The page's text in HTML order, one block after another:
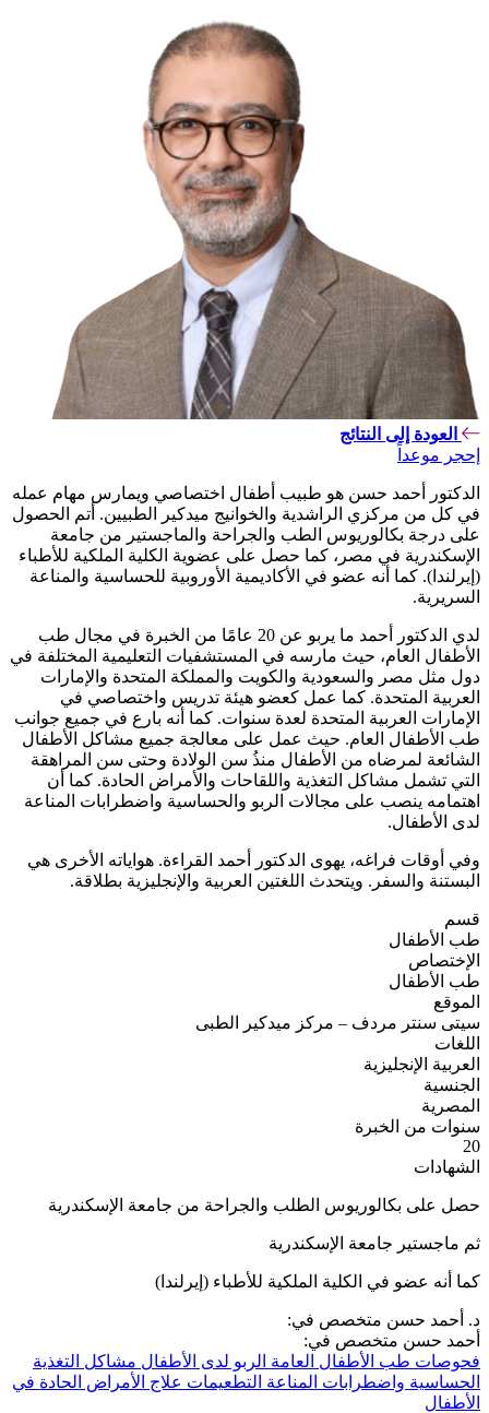
العودة إلى النتائج
إحجر موعداً
الدكتور أحمد حسن هو طبيب أطفال اختصاصي ويمارس مهام عمله
في كل من مركزي الراشدية والخوانيج ميدكير الطبيين. أتم الحصول
على درجة بكالوريوس الطب والجراحة والماجستير من جامعة
الإسكندرية في مصر، كما حصل على عضوية الكلية الملكية للأطباء
(إيرلندا). كما أنه عضو في الأكاديمية الأوروبية للحساسية والمناعة
السريرية.
لدي الدكتور أحمد ما يربو عن 20 عامًا من الخبرة في مجال طب
الأطفال العام، حيث مارسه في المستشفيات التعليمية المختلفة في
دول مثل مصر والسعودية والكويت والمملكة المتحدة والإمارات
العربية المتحدة. كما عمل كعضو هيئة تدريس واختصاصي في
الإمارات العربية المتحدة لعدة سنوات. كما أنه بارع في جميع جوانب
طب الأطفال العام. حيث عمل على معالجة جميع مشاكل الأطفال
الشائعة لمرضاه من الأطفال منذُ سن الولادة وحتى سن المراهقة
التي تشمل مشاكل التغذية واللقاحات والأمراض الحادة. كما أن
اهتمامه ينصب على مجالات الربو والحساسية واضطرابات المناعة
لدى الأطفال.
وفي أوقات فراغه، يهوى الدكتور أحمد القراءة. هواياته الأخرى هي
البستنة والسفر. ويتحدث اللغتين العربية والإنجليزية بطلاقة.
قسم
طب الأطفال
الإختصاص
طب الأطفال
الموقع
سيتى سنتر مردف – مركز ميدكير الطبى
اللغات
العربية الإنجليزية
الجنسية
المصرية
سنوات من الخبرة
20
الشهادات
حصل على بكالوريوس الطلب والجراحة من جامعة الإسكندرية
ثم ماجستير جامعة الإسكندرية
كما أنه عضو في الكلية الملكية للأطباء (إيرلندا)
د. أحمد حسن متخصص في:
أحمد حسن متخصص في:
فحوصات طب الأطفال العامة الربو لدى الأطفال مشاكل التغذية
الحساسية واضطرابات المناعة التطعيمات علاج الأمراض الحادة في
الأطفال